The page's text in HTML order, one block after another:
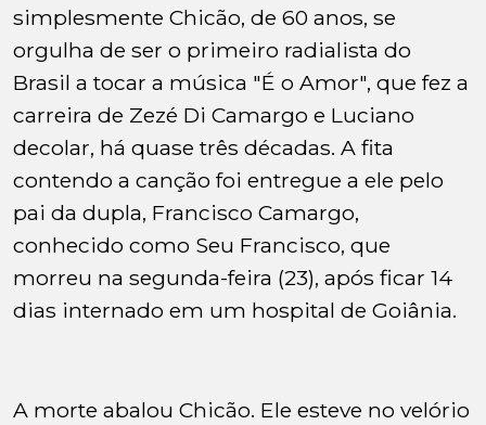
simplesmente Chicão, de 60 anos, se
orgulha de ser o primeiro radialista do
Brasil a tocar a música "É o Amor", que fez a
carreira de Zezé Di Camargo e Luciano
decolar, há quase três décadas. A fita
contendo a canção foi entregue a ele pelo
pai da dupla, Francisco Camargo,
conhecido como Seu Francisco, que
morreu na segunda-feira (23), após ficar 14
dias internado em um hospital de Goiânia.
A morte abalou Chicão. Ele esteve no velório